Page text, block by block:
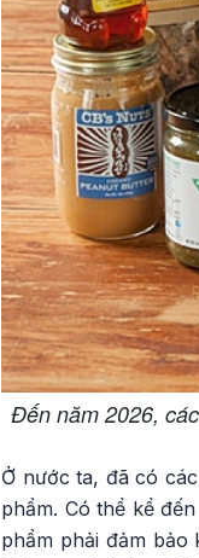
Đến năm 2026,
Ở nước ta, đã có
phẩm. Có thể kể
phẩm phải đảm